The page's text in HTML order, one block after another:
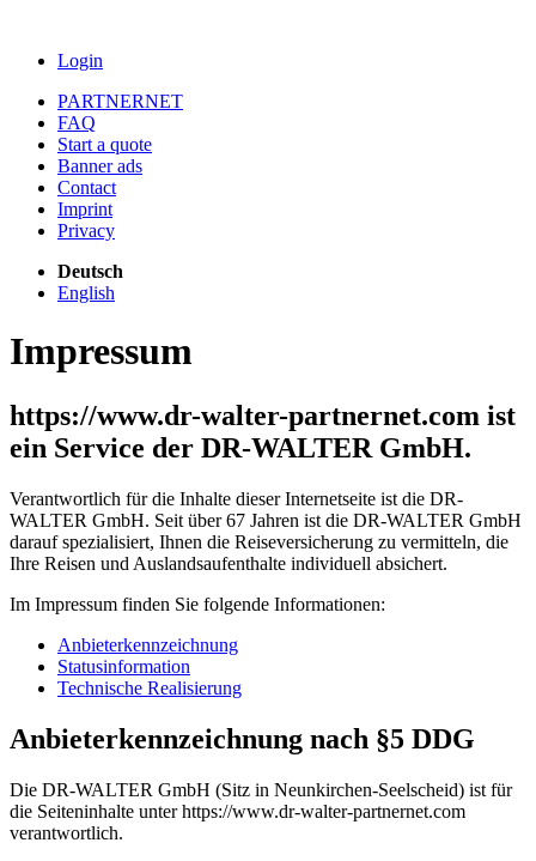
Login
PARTNERNET
FAQ
Start a quote
Banner ads
Contact
Imprint
Privacy
Deutsch
English
Impressum
https://www.dr-walter-partnernet.com ist
ein Service der DR-WALTER GmbH.
Verantwortlich für die Inhalte dieser Internetseite ist die DR-
WALTER GmbH. Seit über 67 Jahren ist die DR-WALTER GmbH
darauf spezialisiert, Ihnen die Reiseversicherung zu vermitteln, die
Ihre Reisen und Auslandsaufenthalte individuell absichert.
Im Impressum finden Sie folgende Informationen:
Anbieterkennzeichnung
Statusinformation
Technische Realisierung
Anbieterkennzeichnung nach §5 DDG
Die DR-WALTER GmbH (Sitz in Neunkirchen-Seelscheid) ist für
die Seiteninhalte unter https://www.dr-walter-partnernet.com
verantwortlich.